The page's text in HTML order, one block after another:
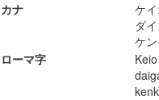
カナ
ケ
ダ
ケ
ローマ字